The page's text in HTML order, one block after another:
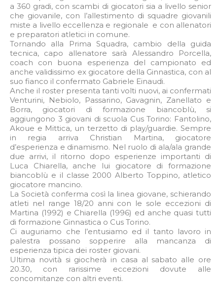
a 360 gradi, con scambi di giocatori sia a livello senior
che giovanile, con l’allestimento di squadre giovanili
miste a livello eccellenza e regionale e con allenatori
e preparatori atletici in comune.
Tornando alla Prima Squadra, cambio della guida
tecnica, capo allenatore sarà Alessandro Porcella,
coach con buona esperienza del campionato ed
anche validissimo ex giocatore della Ginnastica, con al
suo fianco il confermato Gabriele Einaudi.
Anche il roster presenta tanti volti nuovi, ai confermati
Venturini, Nebiolo, Passarino, Gavagnin, Zanellato e
Borra, giocatori di formazione biancoblù, si
aggiungono 3 giovani di scuola Cus Torino: Fantolino,
Akoue e Mittica, un terzetto di play/guardie. Sempre
in regia arriva Christian Martina, giocatore
d’esperienza e dinamismo. Nel ruolo di ala/ala grande
due arrivi, il ritorno dopo esperienze importanti di
Luca Chiarella, anche lui giocatore di formazione
biancoblù e il classe 2000 Alberto Toppino, atletico
giocatore mancino.
La Società conferma così la linea giovane, schierando
atleti nel range 18/20 anni con le sole eccezioni di
Martina (1992) e Chiarella (1996) ed anche quasi tutti
di formazione Ginnastica o Cus Torino.
Ci auguriamo che l’entusiamo ed il tanto lavoro in
palestra possano sopperire alla mancanza di
esperienza tipica dei roster giovani.
Ultima novità si giocherà in casa al sabato alle ore
20.30, con rarissime eccezioni dovute alle
concomitanze con altri eventi.